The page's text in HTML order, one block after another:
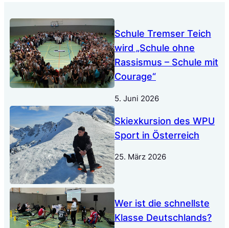
Schule Tremser Teich
wird „Schule ohne
Rassismus – Schule mit
Courage“
5. Juni 2026
Skiexkursion des WPU
Sport in Österreich
25. März 2026
Wer ist die schnellste
Klasse Deutschlands?